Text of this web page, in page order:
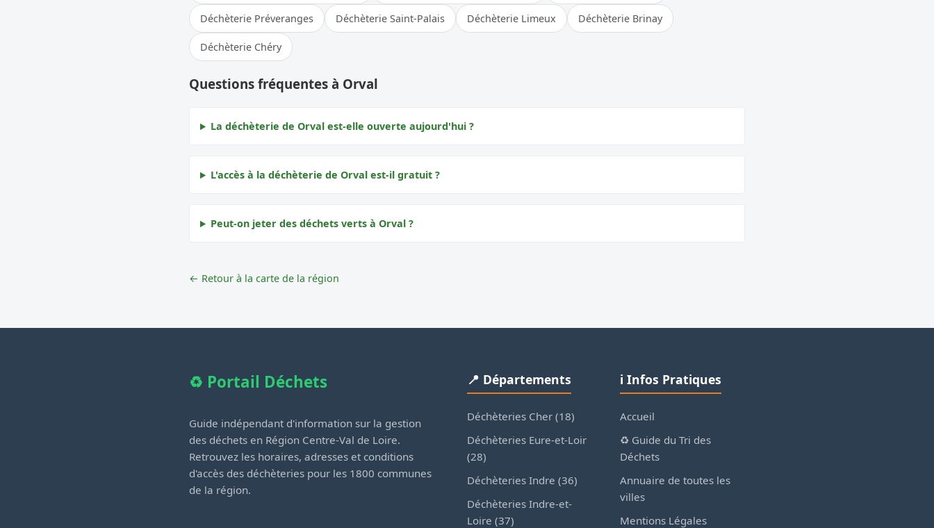
Déchèterie Préveranges Déchèterie Saint-Palais Déchèterie Limeux Déchèterie Brinay
Déchèterie Chéry
Questions fréquentes à Orval
La déchèterie de Orval est-elle ouverte aujourd'hui ?
L'accès à la déchèterie de Orval est-il gratuit ?
Peut-on jeter des déchets verts à Orval ?
← Retour à la carte de la région
♻️ Portail Déchets
Guide indépendant d'information sur la gestion
des déchets en Région Centre-Val de Loire.
Retrouvez les horaires, adresses et conditions
d'accès des déchèteries pour les 1800 communes
de la région.
📍 Départements
Déchèteries Cher (18)
Déchèteries Eure-et-Loir
(28)
Déchèteries Indre (36)
Déchèteries Indre-et-
Loire (37)
ℹ️ Infos Pratiques
Accueil
♻️ Guide du Tri des
Déchets
Annuaire de toutes les
villes
Mentions Légales